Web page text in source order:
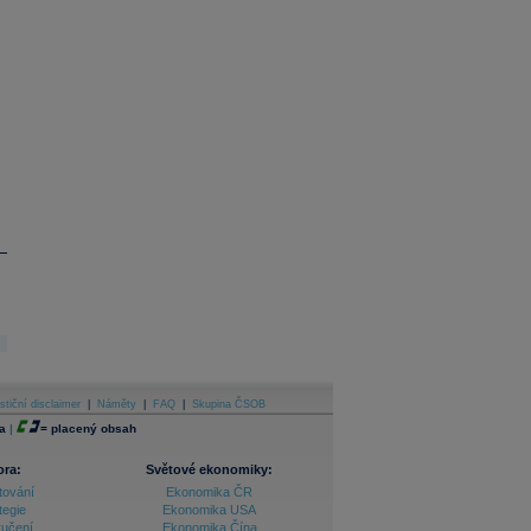
disclaimer Náměty FAQ Skupina ČSOB
| = placený obsah
Světové ekonomiky:
Ekonomika ČR
Ekonomika USA
Ekonomika Čína